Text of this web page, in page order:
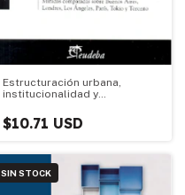
Estructuración urbana,
institucionalidad y
metropolitanas y regiones dif
$10.71 USD
SIN STOCK